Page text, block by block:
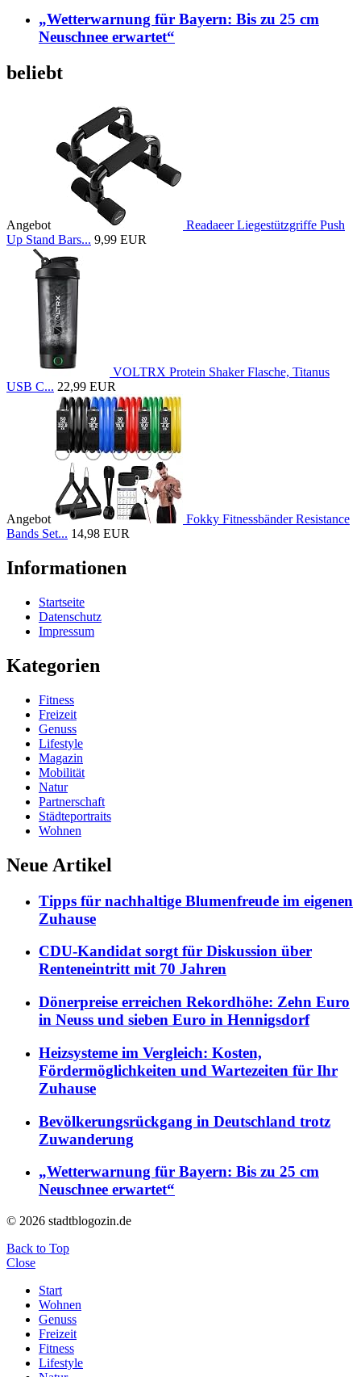
„Wetterwarnung für Bayern: Bis zu 25 cm
Neuschnee erwartet“
beliebt
Angebot
Readaeer Liegestützgriffe Push
Up Stand Bars... 9,99 EUR
VOLTRX Protein Shaker Flasche, Titanus
USB C... 22,99 EUR
Angebot
Fokky Fitnessbänder Resistance
Bands Set... 14,98 EUR
Informationen
Startseite
Datenschutz
Impressum
Kategorien
Fitness
Freizeit
Genuss
Lifestyle
Magazin
Mobilität
Natur
Partnerschaft
Städteportraits
Wohnen
Neue Artikel
Tipps für nachhaltige Blumenfreude im eigenen
Zuhause
CDU-Kandidat sorgt für Diskussion über
Renteneintritt mit 70 Jahren
Dönerpreise erreichen Rekordhöhe: Zehn Euro
in Neuss und sieben Euro in Hennigsdorf
Heizsysteme im Vergleich: Kosten,
Fördermöglichkeiten und Wartezeiten für Ihr
Zuhause
Bevölkerungsrückgang in Deutschland trotz
Zuwanderung
„Wetterwarnung für Bayern: Bis zu 25 cm
Neuschnee erwartet“
© 2026 stadtblogozin.de
Back to Top
Close
Start
Wohnen
Genuss
Freizeit
Fitness
Lifestyle